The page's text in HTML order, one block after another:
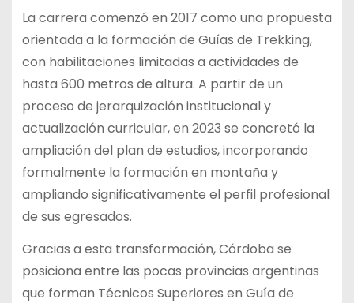
La carrera comenzó en 2017 como una propuesta
orientada a la formación de Guías de Trekking,
con habilitaciones limitadas a actividades de
hasta 600 metros de altura. A partir de un
proceso de jerarquización institucional y
actualización curricular, en 2023 se concretó la
ampliación del plan de estudios, incorporando
formalmente la formación en montaña y
ampliando significativamente el perfil profesional
de sus egresados.
Gracias a esta transformación, Córdoba se
posiciona entre las pocas provincias argentinas
que forman Técnicos Superiores en Guía de